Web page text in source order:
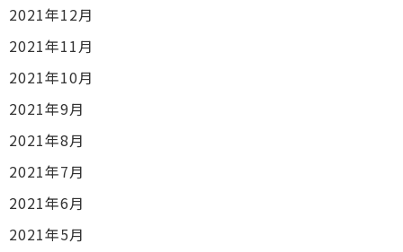
2021年12月
2021年11月
2021年10月
2021年9月
2021年8月
2021年7月
2021年6月
2021年5月